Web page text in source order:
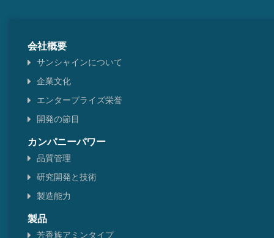
チアゾール型
ベンゼンタイプ
会社概要
サンシャインについて
企業文化
エンタープライズ栄誉
開発の節目
カンパニーパワー
品質管理
研究開発と技術
製造能力
製品
芳香族アミンタイプ